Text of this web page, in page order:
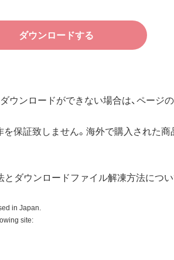
の使用をお客様に非専属的に許諾します。
の知的所有権を保持します。
削除してはならないものとします。
り、逆アセンブル、逆コンパイル、リバ
ソフトウェアの開発もこの規定により
ダウンロードする
ンロードができない場合は、ページ
保証致しません。海外で購入された
とダウンロードファイル解凍方法につ
in Japan.
site: